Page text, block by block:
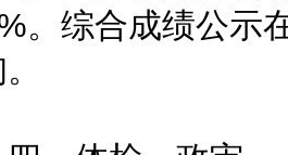
。综合成绩公示